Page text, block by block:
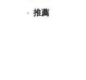
推薦